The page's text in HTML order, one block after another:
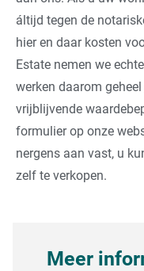
áltijd tegen de
hier en daar kosten
Estate nemen we
werken daarom
vrijblijvende
formulier op onze
nergens aan vast, u
zelf te verkopen.
Meer